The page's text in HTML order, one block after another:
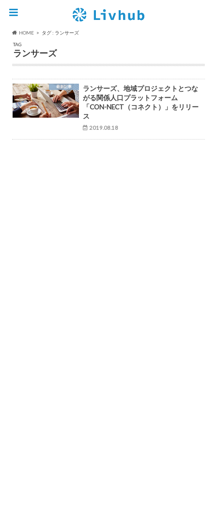
HOME
タグ : ランサーズ
TAG
ランサーズ
最新記事
ランサーズ、地域プロジェクトとつな
がる関係人口プラットフォーム
「CON-NECT（コネクト）」をリリー
ス
2019.08.18